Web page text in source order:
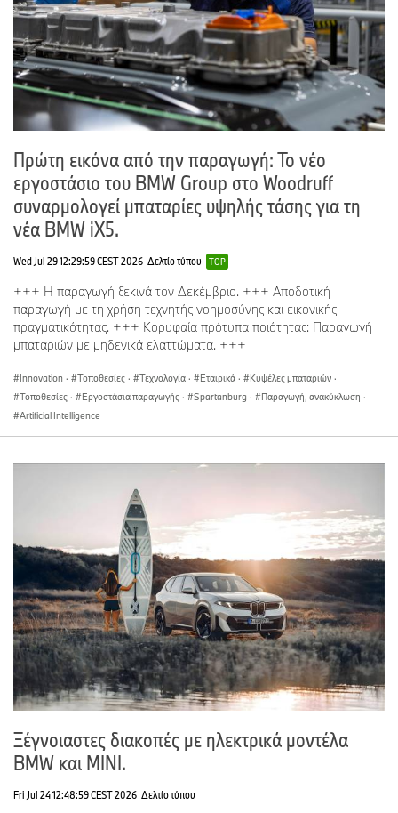
Πρώτη εικόνα από την παραγωγή: Το νέο
εργοστάσιο του BMW Group στο Woodruff
συναρμολογεί μπαταρίες υψηλής τάσης για τη
νέα BMW iX5.
Wed Jul 29 12:29:59 CEST 2026 Δελτίο τύπου TOP
+++ Η παραγωγή ξεκινά τον Δεκέμβριο. +++ Αποδοτική
παραγωγή με τη χρήση τεχνητής νοημοσύνης και εικονικής
πραγματικότητας. +++ Κορυφαία πρότυπα ποιότητας: Παραγωγή
μπαταριών με μηδενικά ελαττώματα. +++
Innovation · Τοποθεσίες · Τεχνολογία · Εταιρικά · Κυψέλες μπαταριών ·
Τοποθεσίες · Εργοστάσια παραγωγής · Spartanburg · Παραγωγή, ανακύκλωση ·
Artificial Intelligence
Ξέγνοιαστες διακοπές με ηλεκτρικά μοντέλα
BMW και MINI.
Fri Jul 24 12:48:59 CEST 2026 Δελτίο τύπου